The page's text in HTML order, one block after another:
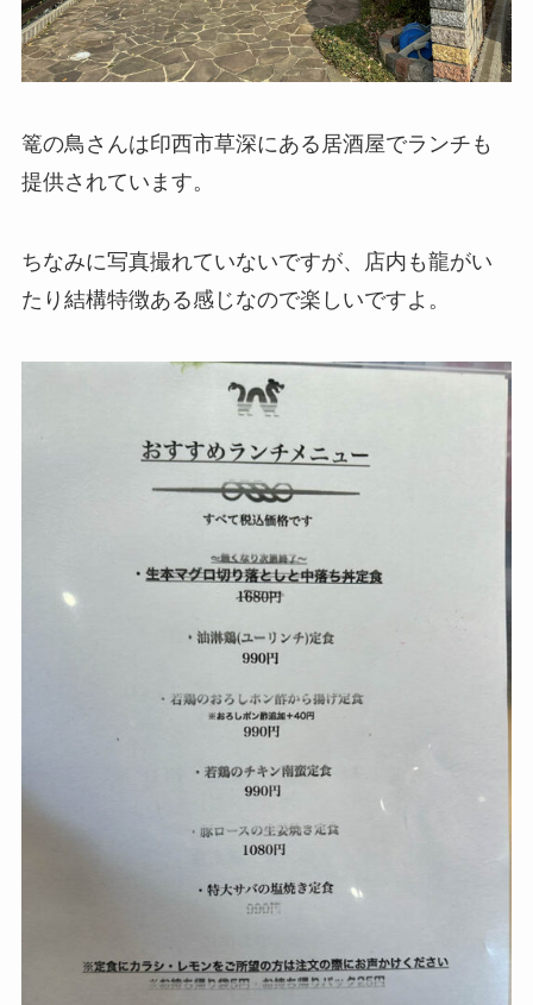
篭の鳥さんは印西市草深にある居酒屋でランチも
提供されています。
ちなみに写真撮れていないですが、店内も龍がい
たり結構特徴ある感じなので楽しいですよ。